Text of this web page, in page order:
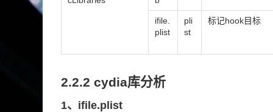
ifile.
plist
pli
st
标记hook目标
2.2.2 cydia库分析
1、ifile.plist